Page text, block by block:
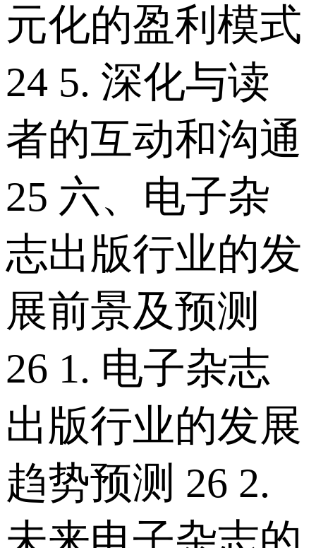
元化的盈利模式
24 5. 深化与读
者的互动和沟通
25 六、电子杂
志出版行业的发
展前景及预测
26 1. 电子杂志
出版行业的发展
趋势预测 26 2.